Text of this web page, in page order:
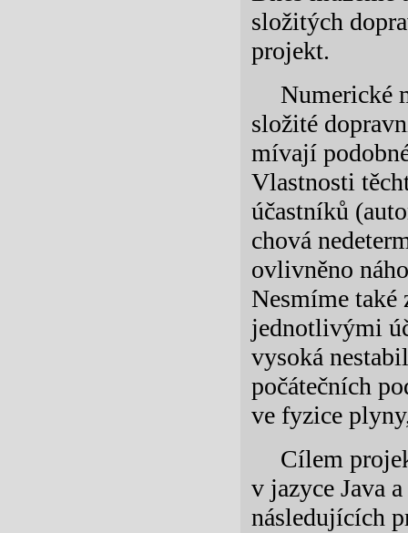
složitých
projekt.
Numerické
složité
mívají
Vlastnosti
účastníků
chová
ovlivněno
Nesmíme také
jednotlivými
vysoká
počátečních
ve fyzice
Cílem
v jazyce Java
následujících